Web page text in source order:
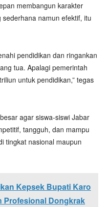
membangun karakter
namun efektif, itu
pendidikan dan ringankan
tua. Apalagi pemerintah
untuk pendidikan,” tegas
agar siswa-siswi Jabar
tangguh, dan mampu
tingkat nasional maupun
Kepsek Bupati Karo
Profesional Dongkrak